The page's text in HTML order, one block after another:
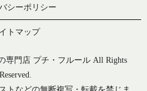
シーポリシー
トマップ
専門店 プチ・フルール All Rights
Reserved.